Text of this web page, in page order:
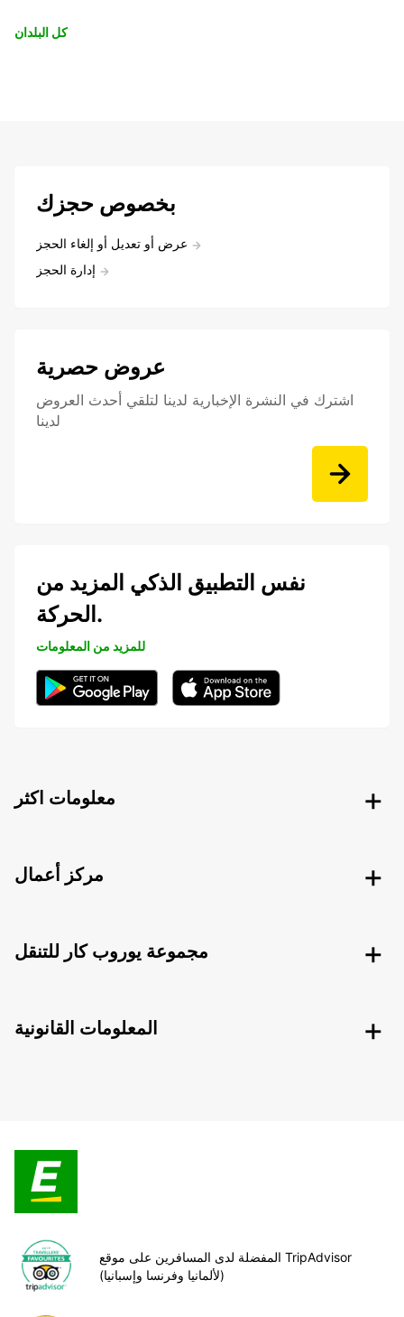
كل البلدان
بخصوص حجزك
عرض أو تعديل أو إلغاء الحجز
إدارة الحجز
عروض حصرية
اشترك في النشرة الإخبارية لدينا لتلقي أحدث العروض
لدينا
نفس التطبيق الذكي المزيد من
الحركة.
للمزيد من المعلومات
معلومات اكثر
مركز أعمال
مجموعة يوروب كار للتنقل
المعلومات القانونية
المفضلة لدى المسافرين على موقع TripAdvisor
(لألمانيا وفرنسا وإسبانيا)